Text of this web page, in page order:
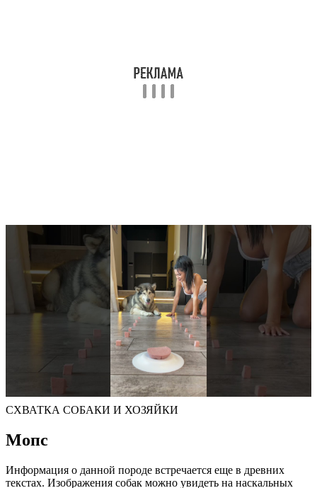
СХВАТКА СОБАКИ И ХОЗЯЙКИ
Мопс
Информация о данной породе встречается еще в древних
текстах. Изображения собак можно увидеть на наскальных